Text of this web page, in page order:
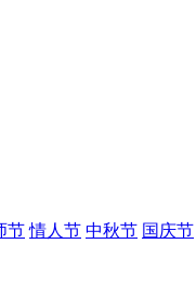
节 情人节 中秋节 国庆节